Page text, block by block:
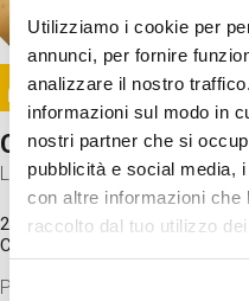
Utilizziamo i cookie per
annunci, per fornire
analizzare il nostro
informazioni sul modo in
nostri partner che si
pubblicità e social media,
con altre informazioni che
raccolto dal tuo utilizzo
Selezione
Image
SUNDAY@STEP
Come funziona il
Laboratorio
20 Set 2026 / 11:15 - 13:00
Costo
Proveremo a costruire un